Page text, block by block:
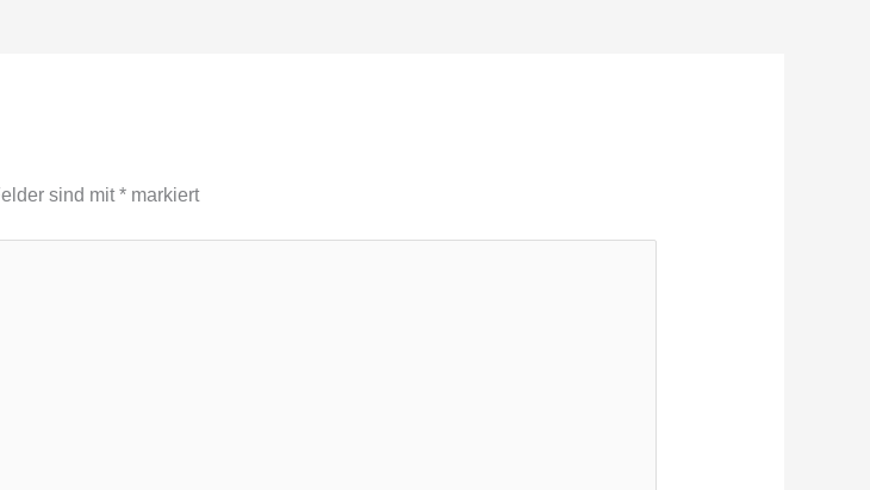
sind mit*markiert